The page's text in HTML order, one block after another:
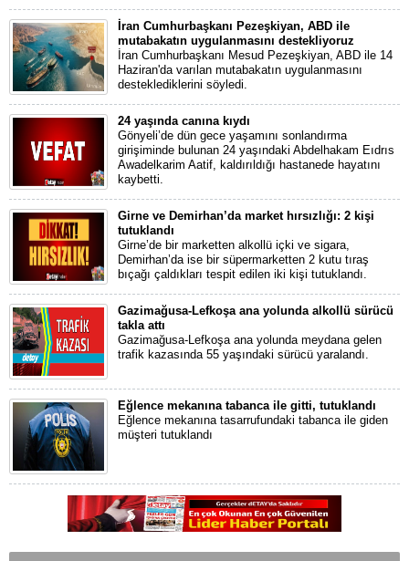
İran Cumhurbaşkanı Pezeşkiyan, ABD ile
mutabakatın uygulanmasını destekliyoruz
İran Cumhurbaşkanı Mesud Pezeşkiyan, ABD ile 14
Haziran'da varılan mutabakatın uygulanmasını
desteklediklerini söyledi.
24 yaşında canına kıydı
Gönyeli’de dün gece yaşamını sonlandırma
girişiminde bulunan 24 yaşındaki Abdelhakam Eıdrıs
Awadelkarim Aatif, kaldırıldığı hastanede hayatını
kaybetti.
Girne ve Demirhan’da market hırsızlığı: 2 kişi
tutuklandı
Girne’de bir marketten alkollü içki ve sigara,
Demirhan’da ise bir süpermarketten 2 kutu tıraş
bıçağı çaldıkları tespit edilen iki kişi tutuklandı.
Gazimağusa-Lefkoşa ana yolunda alkollü sürücü
takla attı
Gazimağusa-Lefkoşa ana yolunda meydana gelen
trafik kazasında 55 yaşındaki sürücü yaralandı.
Eğlence mekanına tabanca ile gitti, tutuklandı
Eğlence mekanına tasarrufundaki tabanca ile giden
müşteri tutuklandı